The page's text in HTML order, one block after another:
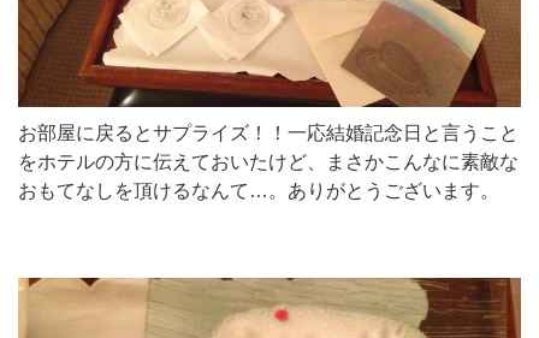
お部屋に戻るとサプライズ！！一応結婚記念日と言うこと
をホテルの方に伝えておいたけど、まさかこんなに素敵な
おもてなしを頂けるなんて…。ありがとうございます。